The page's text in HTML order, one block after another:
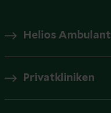
Helios Ambulant
Privatkliniken